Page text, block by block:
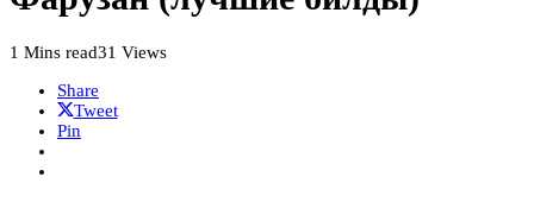
1 Mins read31 Views
Share
Tweet
Pin